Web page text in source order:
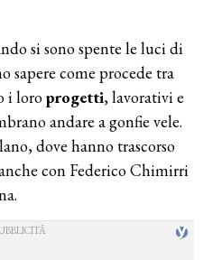
si sono spente le luci di
come procede tra
i loroprogetti, lavorativi e
andare a gonfie vele.
dove hanno trascorso
con Federico Chimirri